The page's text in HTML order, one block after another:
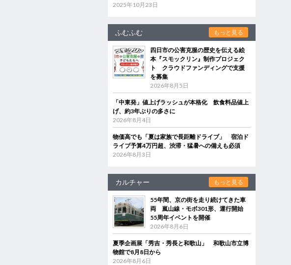
2025年10月23日
ふむふむ もっと見る
四日市の公害克服の歴史を伝える絵
本『スモックリン』制作プロジェク
ト クラウドファンディングで支援
を募集
2026年8月5日
「中東発」値上げラッシュが本格化 飲食料品値上
げ、約3年ぶりの多さに
2026年8月4日
物価高でも「夏は家族で長距離ドライブ」 宿泊ド
ライブ予算4万円超、渋滞・猛暑への備えも必須
2026年8月3日
カルチャー もっと見る
55年間、京の街を走り続けてきた車
両 嵐山線・モボ301形、運行開始
55周年イベントを開催
2026年8月6日
夏季企画展「秀吉・秀長と和歌山」 和歌山市立博
物館で8月8日から
2026年8月6日